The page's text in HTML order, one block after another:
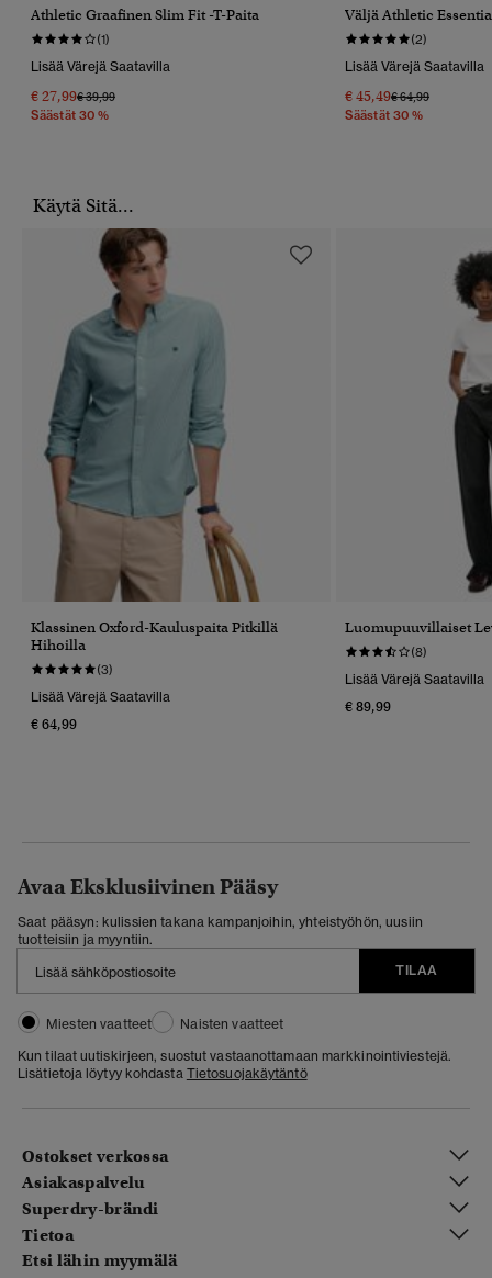
Athletic Graafinen Slim Fit -T-Paita
(1)
Lisää Värejä Saatavilla
€ 27,99Hinta Alennettu Hinnasta
€ 39,99Hintaan
Säästät 30 %
Väljä Athletic
(2)
Lisää Värejä Saatavilla
€ 45,49Hinta Alennettu
€ 64,99Hintaan
Säästät 30 %
Käytä Sitä...
Klassinen Oxford-Kauluspaita Pitkillä
Hihoilla
(3)
Lisää Värejä Saatavilla
€ 64,99
Luomupuuvillaiset
(8)
Lisää Värejä Saatavilla
€ 89,99
Avaa Eksklusiivinen Pääsy
Saat pääsyn: kulissien takana kampanjoihin, yhteistyöhön, uusiin
tuotteisiin ja myyntiin.
TILAA
Miesten vaatteet
Naisten vaatteet
Kun tilaat uutiskirjeen, suostut vastaanottamaan markkinointiviestejä.
Lisätietoja löytyy kohdasta Tietosuojakäytäntö
Ostokset verkossa
Asiakaspalvelu
Superdry-brändi
Tietoa
Etsi lähin myymälä